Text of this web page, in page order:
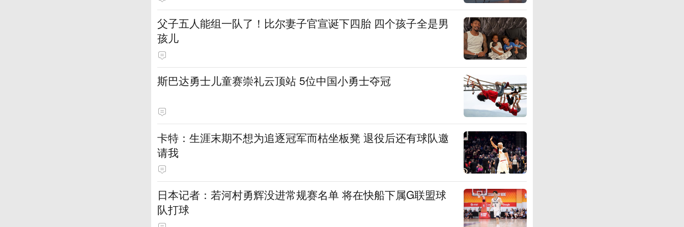
父子五人能组一队了！比尔妻子官宣诞下四胎 四个孩子全是男
孩儿
斯巴达勇士儿童赛崇礼云顶站 5位中国小勇士夺冠
卡特：生涯末期不想为追逐冠军而枯坐板凳 退役后还有球队邀
请我
日本记者：若河村勇辉没进常规赛名单 将在快船下属G联盟球
队打球